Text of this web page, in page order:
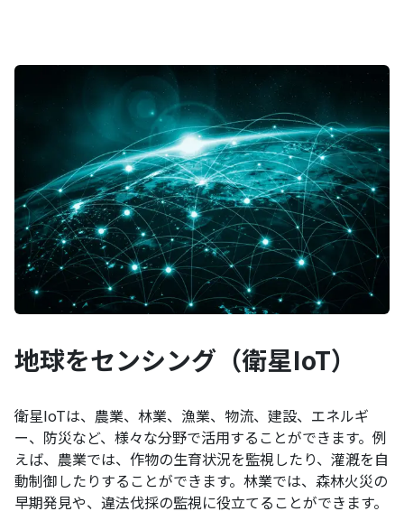
地球をセンシング（衛星IoT）
衛星IoTは、農業、林業、漁業、物流、建設、エネルギ
ー、防災など、様々な分野で活用することができます。例
えば、農業では、作物の生育状況を監視したり、灌漑を自
動制御したりすることができます。林業では、森林火災の
早期発見や、違法伐採の監視に役立てることができます。